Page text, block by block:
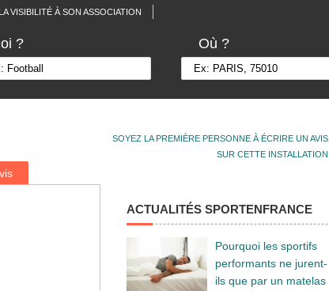
VISIBILITÉ À SON ASSOCIATION
? Où ?
SOYEZ LA PREMIÈRE PERSONNE À ÉCRIRE UN AVIS
SUR CETTE INSTALLATION
ACTUALITÉS SPORTENFRANCE
Pourquoi les sportifs
performants ne jurent-
ils que par un matelas